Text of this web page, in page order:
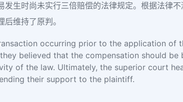
发生时尚未实行三倍赔偿的法律规定。根据法律
维持了原判。
occurring prior to the application of
believed that the compensation should
of the law. Ultimately, the superior court
their support to the plaintiff.